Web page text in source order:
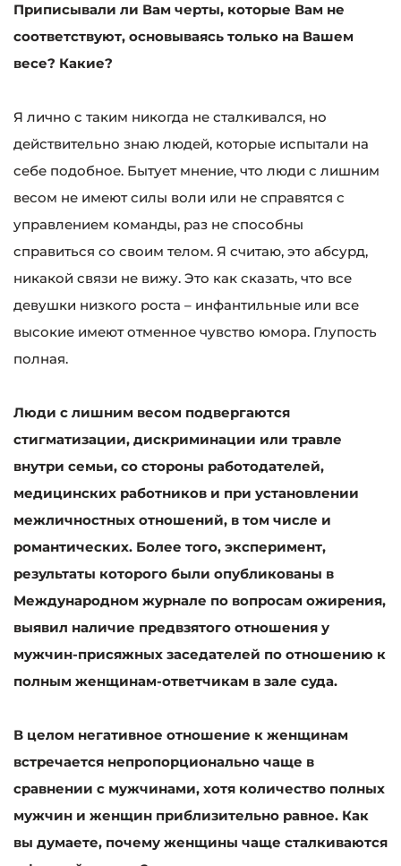
Приписывали ли Вам черты, которые Вам не
соответствуют, основываясь только на Вашем
весе? Какие?
Я лично с таким никогда не сталкивался, но
действительно знаю людей, которые испытали на
себе подобное. Бытует мнение, что люди с лишним
весом не имеют силы воли или не справятся с
управлением команды, раз не способны
справиться со своим телом. Я считаю, это абсурд,
никакой связи не вижу. Это как сказать, что все
девушки низкого роста – инфантильные или все
высокие имеют отменное чувство юмора. Глупость
полная.
Люди с лишним весом подвергаются
стигматизации, дискриминации или травле
внутри семьи, со стороны работодателей,
медицинских работников и при установлении
межличностных отношений, в том числе и
романтических. Более того, эксперимент,
результаты которого были опубликованы в
Международном журнале по вопросам ожирения,
выявил наличие предвзятого отношения у
мужчин-присяжных заседателей по отношению к
полным женщинам-ответчикам в зале суда.
В целом негативное отношение к женщинам
встречается непропорционально чаще в
сравнении с мужчинами, хотя количество полных
мужчин и женщин приблизительно равное. Как
вы думаете, почему женщины чаще сталкиваются